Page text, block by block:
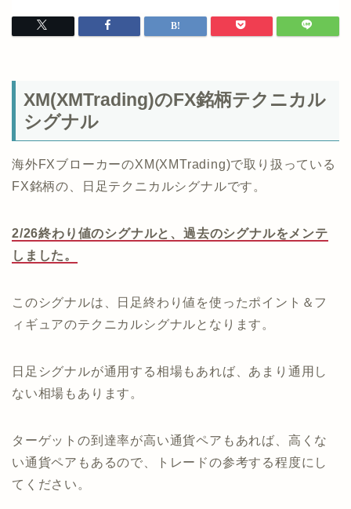
XM(XMTrading)のFX銘柄テクニカル
シグナル
海外FXブローカーのXM(XMTrading)で取り扱っている
FX銘柄の、日足テクニカルシグナルです。
2/26終わり値のシグナルと、過去のシグナルをメンテ
しました。
このシグナルは、日足終わり値を使ったポイント＆フ
ィギュアのテクニカルシグナルとなります。
日足シグナルが通用する相場もあれば、あまり通用し
ない相場もあります。
ターゲットの到達率が高い通貨ペアもあれば、高くな
い通貨ペアもあるので、トレードの参考する程度にし
てください。